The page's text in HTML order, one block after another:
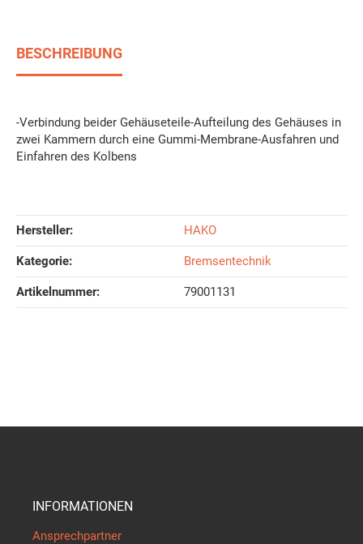
BESCHREIBUNG
-Verbindung beider Gehäuseteile-Aufteilung des Gehäuses in
zwei Kammern durch eine Gummi-Membrane-Ausfahren und
Einfahren des Kolbens
Hersteller: HAKO
Kategorie: Bremsentechnik
Artikelnummer: 79001131
INFORMATIONEN
Ansprechpartner